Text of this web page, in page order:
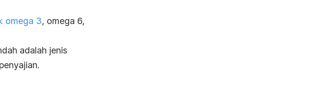
omega 3, omega 6,
adalah jenis